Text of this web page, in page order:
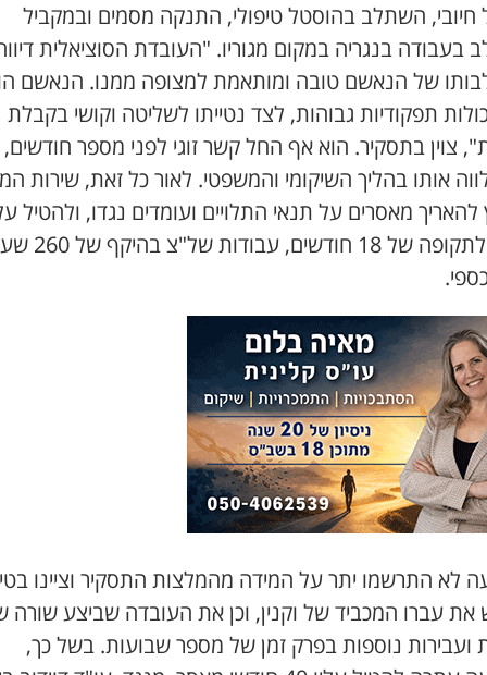
חיובי, השתלב בהוסטל טיפולי, התנקה מסמים ובמקביל
בעבודה בנגריה במקום מגוריו. "העובדת הסוציאלית
של הנאשם טובה ומותאמת למצופה ממנו. הנאשם
תפקודיות גבוהות, לצד נטייתו לשליטה וקושי בקבלת
צוין בתסקיר. הוא אף החל קשר זוגי לפני מספר
אותו בהליך השיקומי והמשפטי. לאור כל זאת, שירות
להאריך מאסרים על תנאי התלויים ועומדים נגדו, ולהטיל
מבחן לתקופה של 18 חודשים,
לא התרשמו יתר על המידה מהמלצות התסקיר וציינו
את עברו המכביד של וקנין, וכן את העובדה שביצע שורה
ועבירות נוספות בפרק זמן של מספר שבועות. בשל כך,